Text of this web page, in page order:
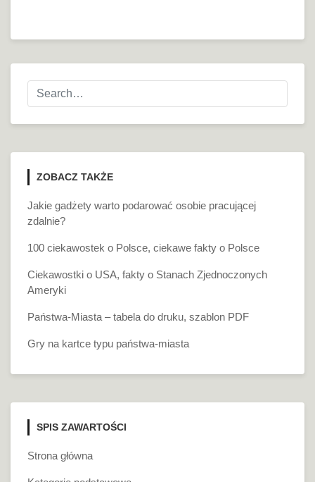
ZOBACZ TAKŻE
Jakie gadżety warto podarować osobie pracującej
zdalnie?
100 ciekawostek o Polsce, ciekawe fakty o Polsce
Ciekawostki o USA, fakty o Stanach Zjednoczonych
Ameryki
Państwa-Miasta – tabela do druku, szablon PDF
Gry na kartce typu państwa-miasta
SPIS ZAWARTOŚCI
Strona główna